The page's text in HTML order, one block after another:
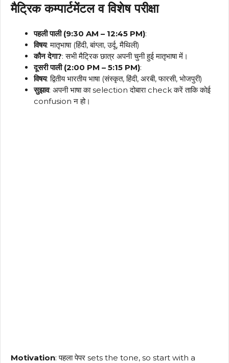
मैट्रिक कम्पार्टमेंटल व विशेष परीक्षा
पहली पाली (9:30 AM – 12:45 PM):
विषय: मातृभाषा (हिंदी, बांग्ला, उर्दू, मैथिली)
कौन देगा?: सभी मैट्रिक छात्र अपनी चुनी हुई मातृभाषा में।
दूसरी पाली (2:00 PM – 5:15 PM):
विषय: द्वितीय भारतीय भाषा (संस्कृत, हिंदी, अरबी, फारसी, भोजपुरी)
सुझाव: अपनी भाषा का selection दोबारा check करें ताकि कोई
confusion न हो।
Motivation: पहला पेपर sets the tone, so start with a